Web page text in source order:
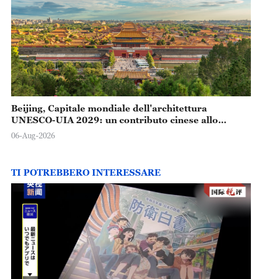
Beijing, Capitale mondiale dell'architettura
UNESCO-UIA 2029: un contributo cinese allo
sviluppo urbano sostenibile
06-Aug-2026
TI POTREBBERO INTERESSARE